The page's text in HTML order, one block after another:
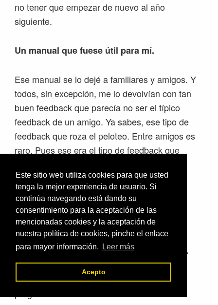
Este sitio web utiliza cookies para que usted
tenga la mejor experiencia de usuario. Si
continúa navegando está dando su
consentimiento para la aceptación de las
mencionadas cookies y la aceptación de
nuestra política de cookies, pinche el enlace
para mayor información.
Leer más
Acepto
no tener que empezar de nuevo al año
siguiente.
Un manual que fuese útil para mí.
Ese manual se lo dejé a familiares y amigos. Y
todos, sin excepción, me lo devolvían con tan
buen feedback que parecía no ser el típico
feedback de un amigo. Ya sabes, ese tipo de
feedback que roza el peloteo. Entre amigos es
raro. Pues ese era el tipo de feedback que
miento y tampoco es necesario.
Ahora, ese manual lo he mejorado y
perfeccionado.
El paso a pasolo he recogido por escrito.
Un manual de cómo hacer una anti-